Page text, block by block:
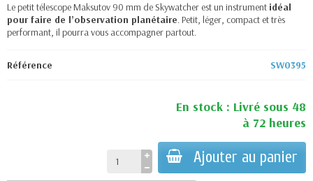
Le petit télescope Maksutov 90 mm de Skywatcher est un instrument idéal
pour faire de l’observation planétaire. Petit, léger, compact et très
performant, il pourra vous accompagner partout.
Référence SW0395
En stock : Livré sous 48
à 72 heures
Ajouter au panier